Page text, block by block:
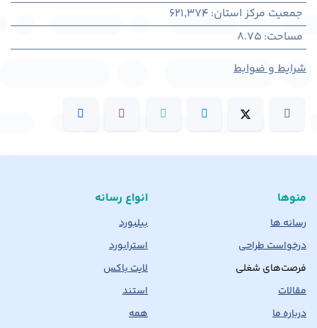
جمعیت مرکز استان:
621,374
مساحت:
8.75
شرایط و ضوابط
منوها
رسانه ها
درخواست طراحی
فرصت‌های شغلی
مقالات
درباره ما
انواع رسانه
بیلبورد
استرابورد
لایت باکس
استند
همه